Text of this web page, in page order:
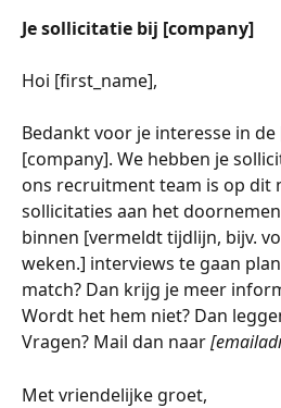
Je sollicitatie bij [company]
Hoi [first_name],
Bedankt voor je interesse in
[company]. We hebben je
ons recruitment team is op dit
sollicitaties aan het
binnen [vermeldt tijdlijn, bijv.
weken.] interviews te gaan
match? Dan krijg je meer
Wordt het hem niet? Dan
Vragen? Mail dan naar
Met vriendelijke groet,